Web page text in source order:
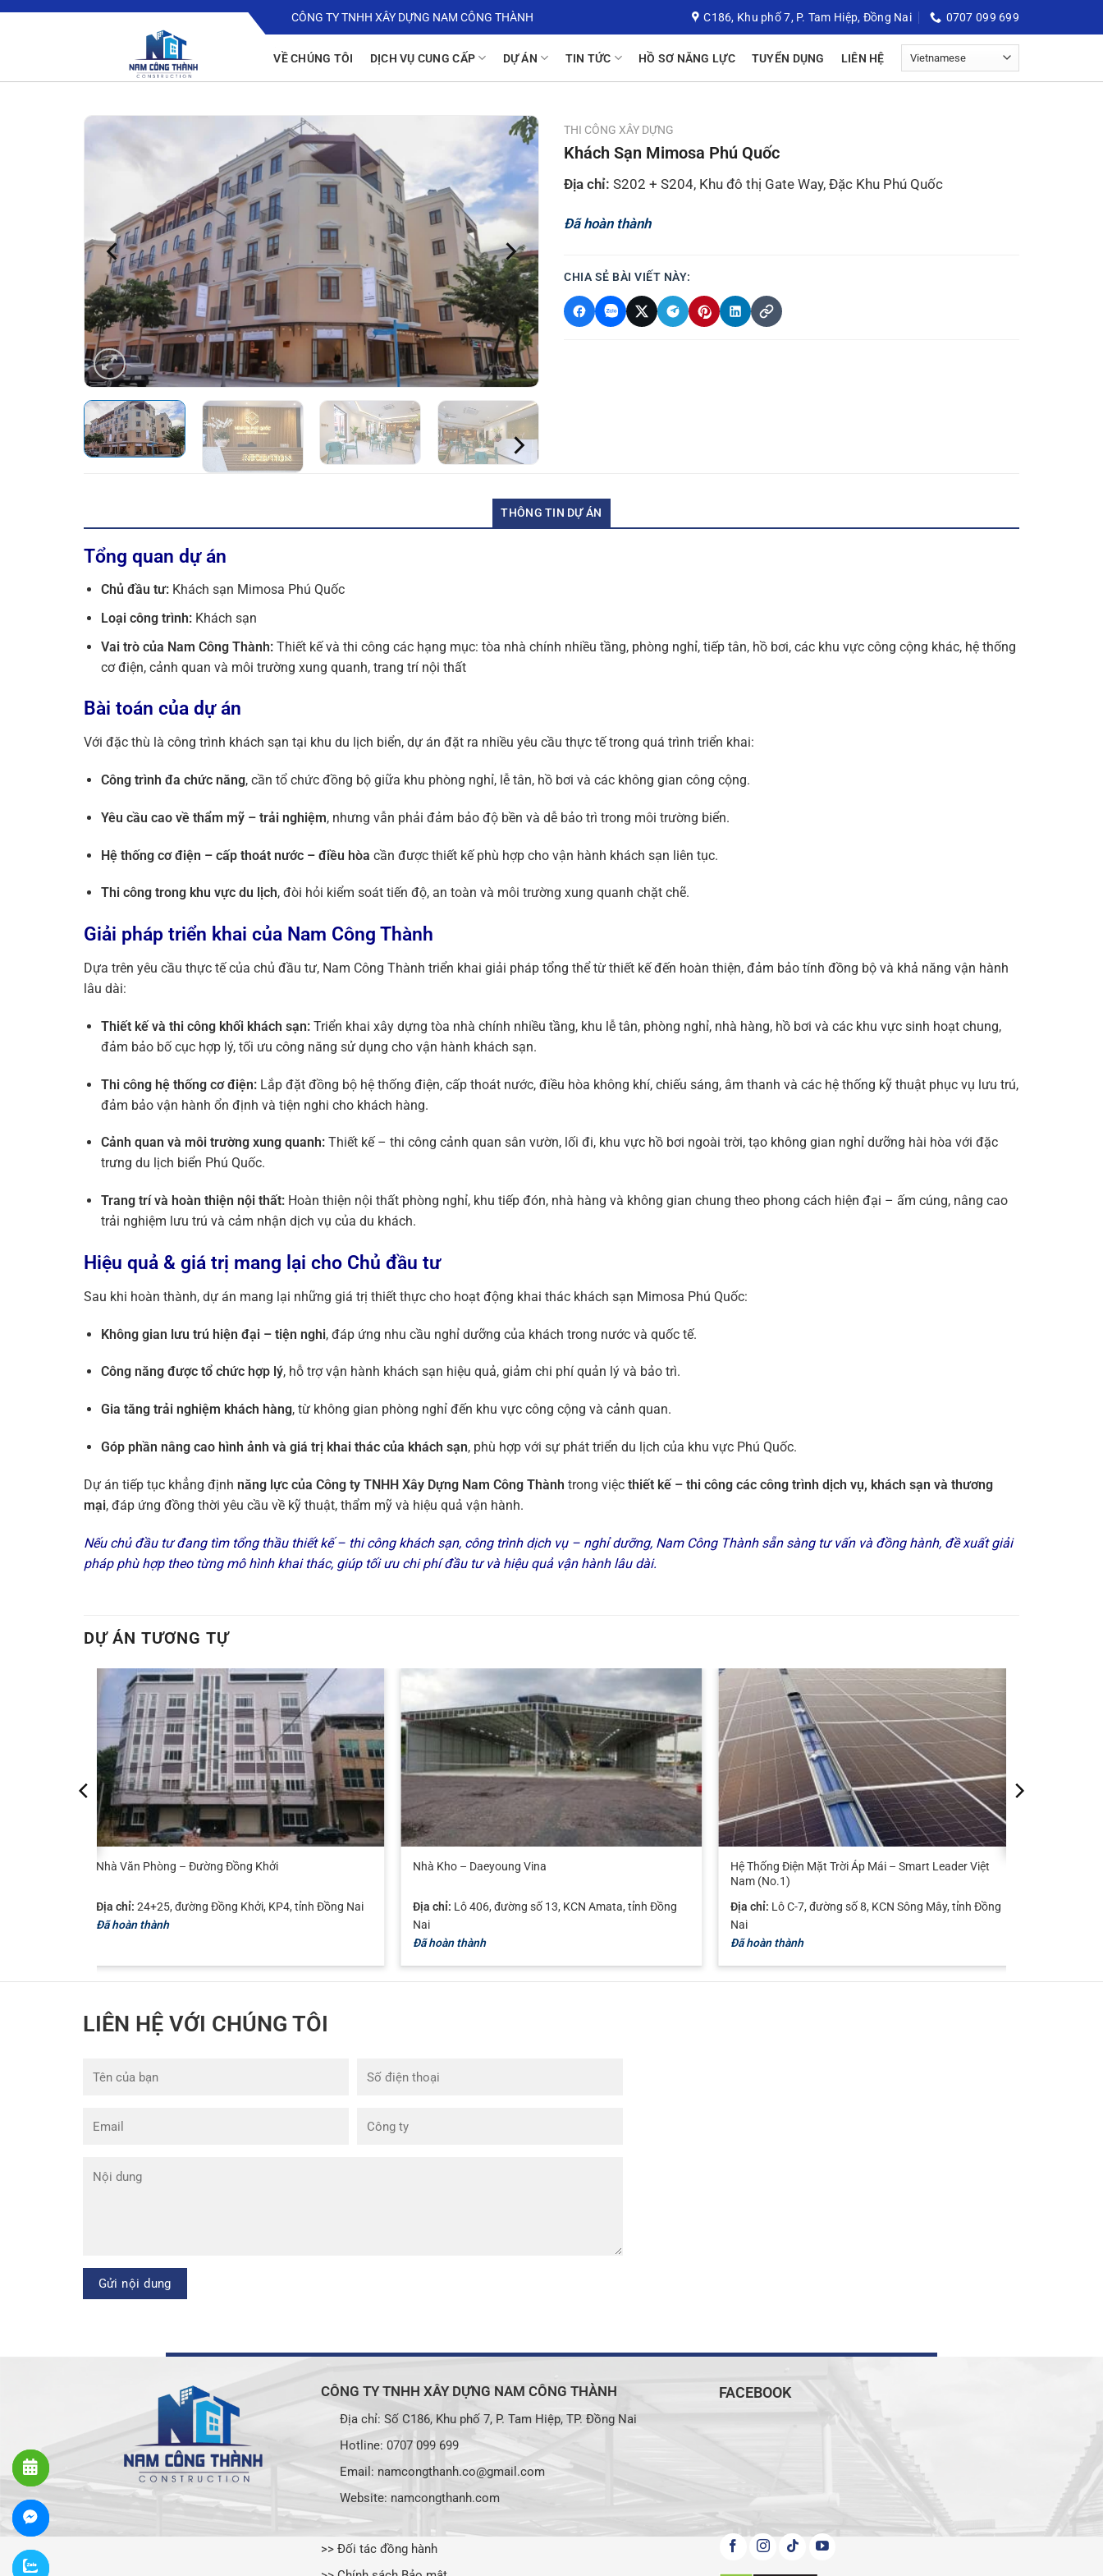
Bỏ
CÔNG TY TNHH XÂY DỰNG NAM CÔNG THÀNH C186, Khu phố 7, P. Tam Hiệp, Đồng Nai 0707 099 699
VỀ CHÚNG TÔI DỊCH VỤ CUNG CẤP DỰ ÁN TIN TỨC HỒ SƠ NĂNG LỰC TUYỂN DỤNG LIÊN HỆ
THI CÔNG XÂY DỰNG
Khách Sạn Mimosa Phú Quốc
Địa chỉ: S202 + S204, Khu đô thị Gate Way, Đặc Khu Phú Quốc
Đã hoàn thành
CHIA SẺ BÀI VIẾT NÀY:
THÔNG TIN DỰ ÁN
Tổng quan dự án
Chủ đầu tư:Khách sạn Mimosa Phú Quốc
Loại công trình:Khách sạn
Vai trò của Nam Công Thành:Thiết kế và thi công các hạng mục: tòa nhà chính nhiều tầng, phòng nghỉ, tiếp tân, hồ bơi, các khu vực công cộng khác, hệ thống
cơ điện, cảnh quan và môi trường xung quanh, trang trí nội thất
Bài toán của dự án
Với đặc thù là công trình khách sạn tại khu du lịch biển, dự án đặt ra nhiều yêu cầu thực tế trong quá trình triển khai:
Công trình đa chức năng, cần tổ chức đồng bộ giữa khu phòng nghỉ, lễ tân, hồ bơi và các không gian công cộng.
Yêu cầu cao về thẩm mỹ – trải nghiệm, nhưng vẫn phải đảm bảo độ bền và dễ bảo trì trong môi trường biển.
Hệ thống cơ điện – cấp thoát nước – điều hòa cần được thiết kế phù hợp cho vận hành khách sạn liên tục.
Thi công trong khu vực du lịch, đòi hỏi kiểm soát tiến độ, an toàn và môi trường xung quanh chặt chẽ.
Giải pháp triển khai của Nam Công Thành
Dựa trên yêu cầu thực tế của chủ đầu tư, Nam Công Thành triển khai giải pháp tổng thể từ thiết kế đến hoàn thiện, đảm bảo tính đồng bộ và khả năng vận hành
lâu dài:
Thiết kế và thi công khối khách sạn:Triển khai xây dựng tòa nhà chính nhiều tầng, khu lễ tân, phòng nghỉ, nhà hàng, hồ bơi và các khu vực sinh hoạt chung,
đảm bảo bố cục hợp lý, tối ưu công năng sử dụng cho vận hành khách sạn.
Thi công hệ thống cơ điện:Lắp đặt đồng bộ hệ thống điện, cấp thoát nước, điều hòa không khí, chiếu sáng, âm thanh và các hệ thống kỹ thuật phục vụ lưu trú,
đảm bảo vận hành ổn định và tiện nghi cho khách hàng.
Cảnh quan và môi trường xung quanh:Thiết kế – thi công cảnh quan sân vườn, lối đi, khu vực hồ bơi ngoài trời, tạo không gian nghỉ dưỡng hài hòa với đặc
trưng du lịch biển Phú Quốc.
Trang trí và hoàn thiện nội thất:Hoàn thiện nội thất phòng nghỉ, khu tiếp đón, nhà hàng và không gian chung theo phong cách hiện đại – ấm cúng, nâng cao
trải nghiệm lưu trú và cảm nhận dịch vụ của du khách.
Hiệu quả & giá trị mang lại cho Chủ đầu tư
Sau khi hoàn thành, dự án mang lại những giá trị thiết thực cho hoạt động khai thác khách sạn Mimosa Phú Quốc:
Không gian lưu trú hiện đại – tiện nghi, đáp ứng nhu cầu nghỉ dưỡng của khách trong nước và quốc tế.
Công năng được tổ chức hợp lý, hỗ trợ vận hành khách sạn hiệu quả, giảm chi phí quản lý và bảo trì.
Gia tăng trải nghiệm khách hàng, từ không gian phòng nghỉ đến khu vực công cộng và cảnh quan.
Góp phần nâng cao hình ảnh và giá trị khai thác của khách sạn, phù hợp với sự phát triển du lịch của khu vực Phú Quốc.
Dự án tiếp tục khẳng định năng lực của Công ty TNHH Xây Dựng Nam Công Thành trong việc thiết kế – thi công các công trình dịch vụ, khách sạn và thương
mại, đáp ứng đồng thời yêu cầu về kỹ thuật, thẩm mỹ và hiệu quả vận hành.
Nếu chủ đầu tư đang tìm tổng thầu thiết kế – thi công khách sạn, công trình dịch vụ – nghỉ dưỡng, Nam Công Thành sẵn sàng tư vấn và đồng hành, đề xuất giải
pháp phù hợp theo từng mô hình khai thác, giúp tối ưu chi phí đầu tư và hiệu quả vận hành lâu dài.
DỰ ÁN TƯƠNG TỰ
Nhà Văn Phòng – Đường Đồng Khởi
Địa chỉ: 24+25, đường Đồng Khởi, KP4, tỉnh Đồng Nai
Đã hoàn thành
Nhà Kho – Daeyoung Vina
Địa chỉ: Lô 406, đường số 13, KCN Amata, tỉnh Đồng
Nai
Đã hoàn thành
Hệ Thống Điện Mặt Trời Áp Mái – Smart Leader Việt
Nam (No.1)
Địa chỉ: Lô C-7, đường số 8, KCN Sông Mây, tỉnh Đồng
Nai
Đã hoàn thành
LIÊN HỆ VỚI CHÚNG TÔI
CÔNG TY TNHH XÂY DỰNG NAM CÔNG THÀNH
Địa chỉ: Số C186, Khu phố 7, P. Tam Hiệp, TP. Đồng Nai
Hotline: 0707 099 699
Email: namcongthanh.co@gmail.com
Website: namcongthanh.com
>> Đối tác đồng hành
FACEBOOK